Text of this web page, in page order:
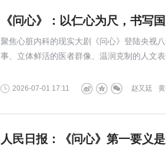
《问心》：以仁心为尺，书写
聚焦心脏内科的现实大剧《问心》登陆央视
事、立体鲜活的医者群像、温润克制的人文
2026-07-01 17:11 赵又廷
人民日报：《问心》第一要义